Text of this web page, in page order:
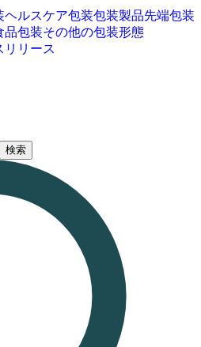
ヘルスケア包装包装製品先端包装
品包装その他の包装形態
リリース
検索